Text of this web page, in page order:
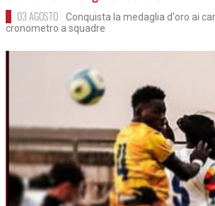
03 AGOSTO
Conquista la medaglia d'oro ai
cronometro a squadre